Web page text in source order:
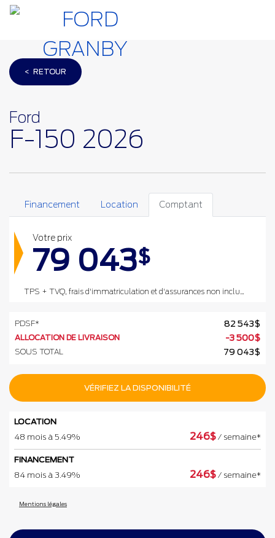
< RETOUR
Ford
F-150 2026
Financement Location Comptant
Votre prix
79 043$
TPS + TVQ, frais d'immatriculation et d'assurances non inclus.
PDSF* 82 543$
ALLOCATION DE LIVRAISON -3 500$
SOUS TOTAL 79 043$
VÉRIFIEZ LA DISPONIBILITÉ
LOCATION
48 mois à 5.49%
246$ / semaine*
FINANCEMENT
84 mois à 3.49%
246$ / semaine*
Mentions légales